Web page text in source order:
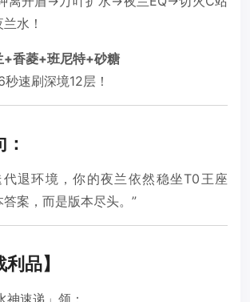
水！
+香菱+班尼特+砂糖
速刷深境12层！
退环境，你的夜兰依然稳坐T0王座
案，而是版本尽头。”
品】
速递」领：